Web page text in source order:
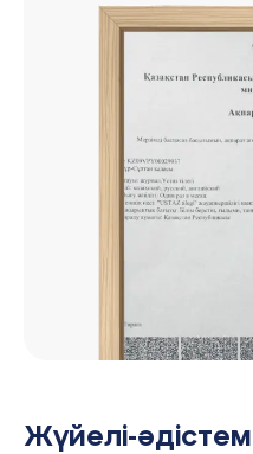
Жүйелі-